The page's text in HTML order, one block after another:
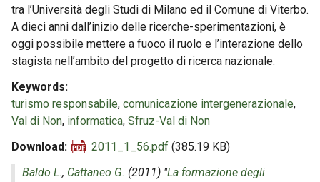
tra l’Università degli Studi di Milano ed il Comune di Viterbo.
A dieci anni dall’inizio delle ricerche-sperimentazioni, è
oggi possibile mettere a fuoco il ruolo e l’interazione dello
stagista nell’ambito del progetto di ricerca nazionale.
Keywords
turismo responsabile, comunicazione intergenerazionale,
Val di Non, informatica, Sfruz-Val di Non
Download
2011_1_56.pdf (385.19 KB)
Baldo L., Cattaneo G. (2011) "La formazione degli